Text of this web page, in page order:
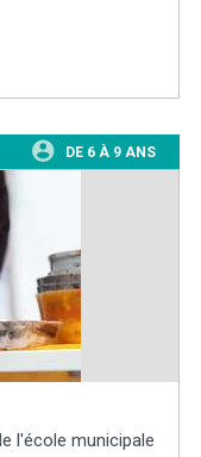
DE 6 À 9 ANS
l'école municipale